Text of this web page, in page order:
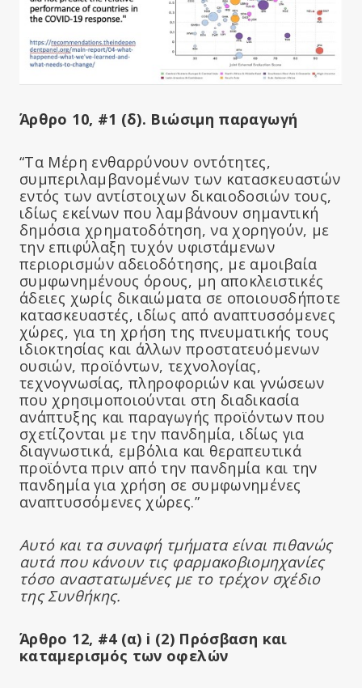
Άρθρο 10, #1 (δ). Βιώσιμη παραγωγή
“Τα Μέρη ενθαρρύνουν οντότητες,
συμπεριλαμβανομένων των κατασκευαστών
εντός των αντίστοιχων δικαιοδοσιών τους,
ιδίως εκείνων που λαμβάνουν σημαντική
δημόσια χρηματοδότηση, να χορηγούν, με
την επιφύλαξη τυχόν υφιστάμενων
περιορισμών αδειοδότησης, με αμοιβαία
συμφωνημένους όρους, μη αποκλειστικές
άδειες χωρίς δικαιώματα σε οποιουσδήποτε
κατασκευαστές, ιδίως από αναπτυσσόμενες
χώρες, για τη χρήση της πνευματικής τους
ιδιοκτησίας και άλλων προστατευόμενων
ουσιών, προϊόντων, τεχνολογίας,
τεχνογνωσίας, πληροφοριών και γνώσεων
που χρησιμοποιούνται στη διαδικασία
ανάπτυξης και παραγωγής προϊόντων που
σχετίζονται με την πανδημία, ιδίως για
διαγνωστικά, εμβόλια και θεραπευτικά
προϊόντα πριν από την πανδημία και την
πανδημία για χρήση σε συμφωνημένες
αναπτυσσόμενες χώρες.”
Αυτό και τα συναφή τμήματα είναι πιθανώς
αυτά που κάνουν τις φαρμακοβιομηχανίες
τόσο αναστατωμένες με το τρέχον σχέδιο
της Συνθήκης.
Άρθρο 12, #4 (α) i (2) Πρόσβαση και
καταμερισμός των οφελών